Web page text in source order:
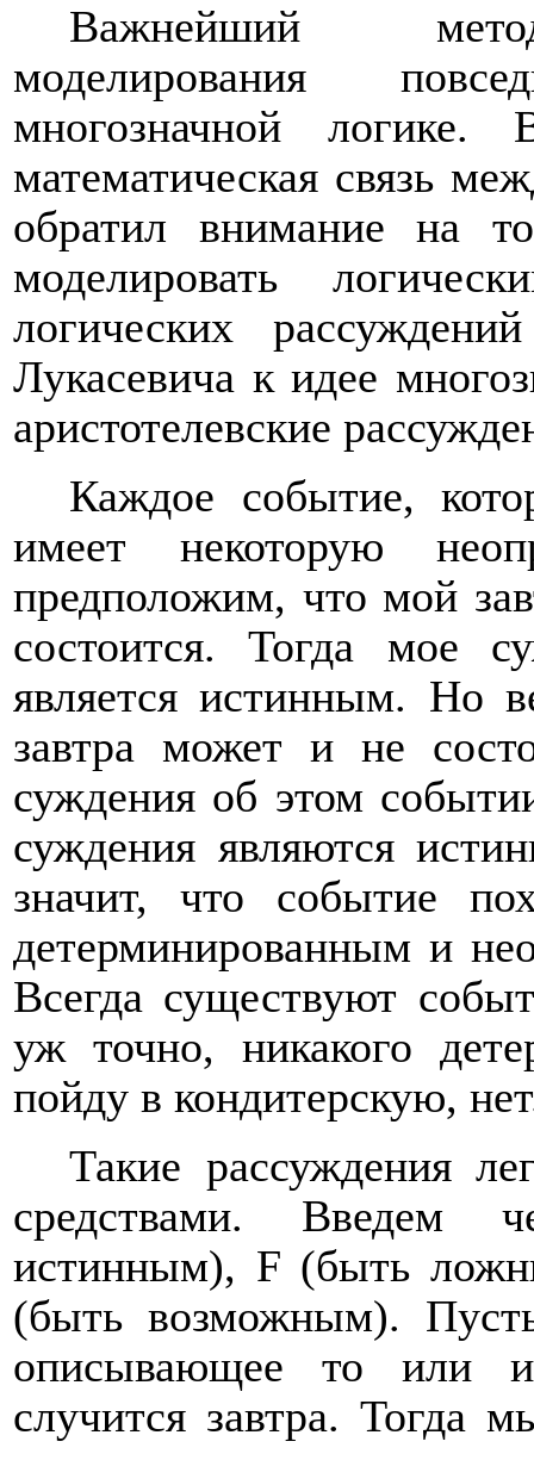
Важнейший метод
моделирования
многозначной логике.
математическая связь
обратил внимание на
моделировать
логических
Лукасевича к идее
аристотелевские
Каждое событие,
имеет некоторую
предположим, что мой
состоится. Тогда мое
является истинным. Но
завтра может и не
суждения об этом
суждения являются
значит, что событие
детерминированным и
Всегда существуют
уж точно, никакого
пойду в кондитерскую,
Такие рассуждения
средствами. Введем
истинным), F (быть
(быть возможным).
описывающее то или
случится завтра. Тогда